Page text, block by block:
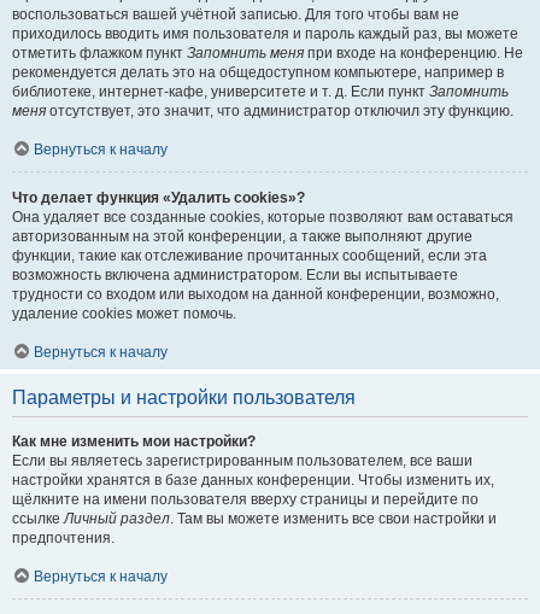
воспользоваться вашей учётной записью. Для того чтобы вам не
приходилось вводить имя пользователя и пароль каждый раз, вы можете
отметить флажком пункт Запомнить меня при входе на конференцию. Не
рекомендуется делать это на общедоступном компьютере, например в
библиотеке, интернет-кафе, университете и т. д. Если пункт Запомнить
меня отсутствует, это значит, что администратор отключил эту функцию.
Вернуться к началу
Что делает функция «Удалить cookies»?
Она удаляет все созданные cookies, которые позволяют вам оставаться
авторизованным на этой конференции, а также выполняют другие
функции, такие как отслеживание прочитанных сообщений, если эта
возможность включена администратором. Если вы испытываете
трудности со входом или выходом на данной конференции, возможно,
удаление cookies может помочь.
Вернуться к началу
Параметры и настройки пользователя
Как мне изменить мои настройки?
Если вы являетесь зарегистрированным пользователем, все ваши
настройки хранятся в базе данных конференции. Чтобы изменить их,
щёлкните на имени пользователя вверху страницы и перейдите по
ссылкеЛичный раздел. Там вы можете изменить все свои настройки и
предпочтения.
Вернуться к началу